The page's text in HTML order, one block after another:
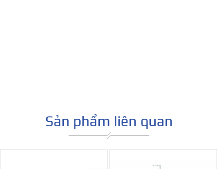
Sản phẩm liên quan